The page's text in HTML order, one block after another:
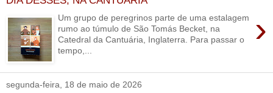
›
Um grupo de peregrinos parte de uma estalagem
rumo ao túmulo de São Tomás Becket, na
Catedral da Cantuária, Inglaterra. Para passar o
tempo,...
segunda-feira, 18 de maio de 2026